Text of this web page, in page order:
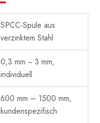
SPCC-Spule aus
verzinktem Stahl
0,3 mm ~ 3 mm,
individuell
600 mm – 1500 mm,
kundenspezifisch